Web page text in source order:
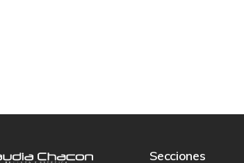
Secciones